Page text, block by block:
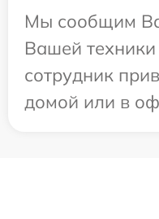
Мы сообщим
Вашей
сотрудник
домой или в